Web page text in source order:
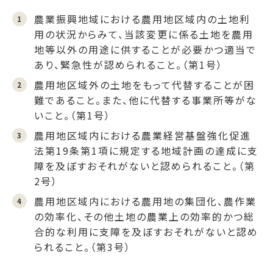
農業振興地域における農用地区域内の土地利
用の状況からみて、当該変更に係る土地を農用
地等以外の用途に供することが必要かつ適当で
あり、緊急性が認められること。（第1号）
農用地区域外の土地をもって代替することが困
難であること。また、他に代替する事業所等がな
いこと。（第1号）
農用地区域内における農業経営基盤強化促進
法第19条第1項に規定する地域計画の達成に支
障を及ぼすおそれがないと認められること。（第
2号）
農用地区域内における農用地の集団化、農作業
の効率化、その他土地の農業上の効率的かつ総
合的な利用に支障を及ぼすおそれがないと認め
られること。（第3号）